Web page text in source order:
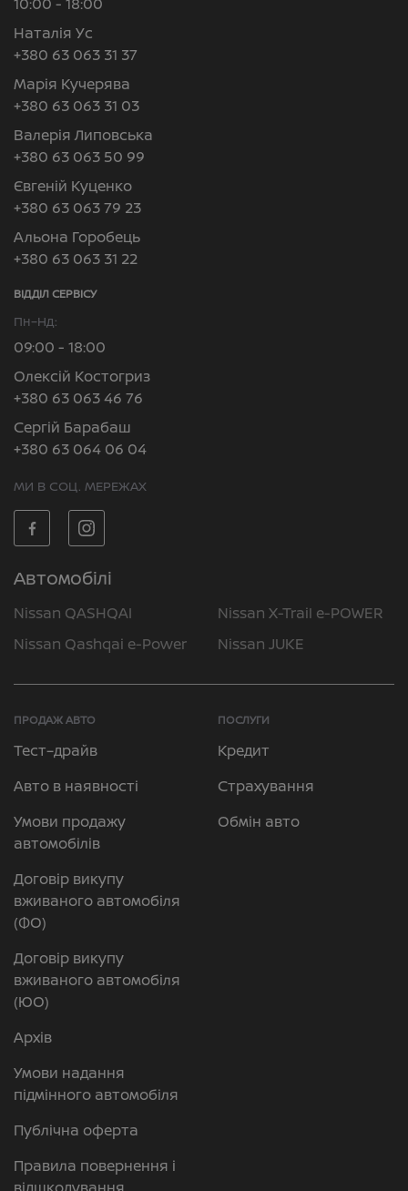
Наталія Ус
+380 63 063 31 37
Марія Кучерява
+380 63 063 31 03
Валерія Липовська
+380 63 063 50 99
Євгеній Куценко
+380 63 063 79 23
Альона Горобець
+380 63 063 31 22
ВІДДІЛ CЕРВІСУ
Пн–Нд:
09:00 - 18:00
Олексій Костогриз
+380 63 063 46 76
Сергій Барабаш
+380 63 064 06 04
МИ В СОЦ. МЕРЕЖАХ
Автомобілі
Nissan QASHQAI
Nissan X-Trail e-POWER
Nissan Qashqai e-Power
Nissan JUKE
ПРОДАЖ АВТО
Тест–драйв
Авто в наявності
Умови продажу
автомобілів
Договір викупу
вживаного автомобіля
(ФО)
Договір викупу
вживаного автомобіля
(ЮО)
Архів
Умови надання
підмінного автомобіля
Публічна оферта
Правила повернення і
ПОСЛУГИ
Кредит
Страхування
Обмін авто